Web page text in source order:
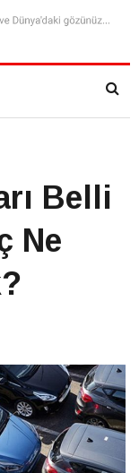
Belli
Ne